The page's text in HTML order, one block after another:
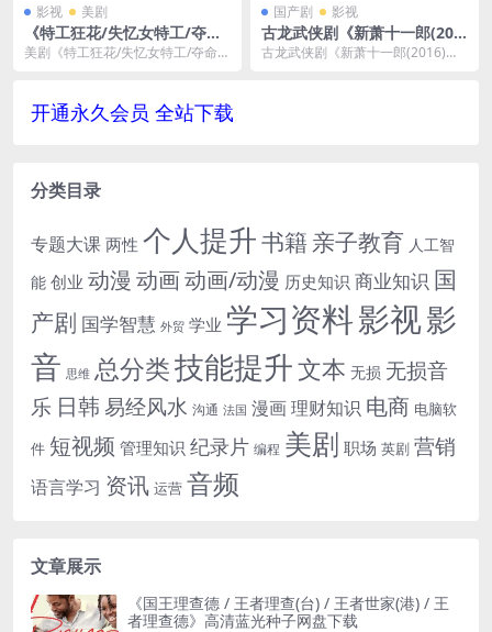
影视 美剧
《特工狂花/失忆女特工/夺命
总动/追命总动员》1080P高清
美剧《特工狂花/失忆女特工/夺命总
国产剧 影视
古龙武侠剧《新萧十一郎(201
6)》严屹宽版全42集1080P国
古龙武侠剧《新萧十一郎(2016)》
开通永久会员 全站下载
分类目录
专题大课 两性 个人提升书籍 亲子教育 人工智
能 创业 动漫 动画动画/动漫 历史知识 商业知识 国
产剧 国学智慧 外贸 学业 学习资料影视影
音 思维 总分类技能提升文本 无损 无损音
乐 日韩易经风水 沟通 法国 漫画理财知识 电商 电脑软
件 短视频 管理知识 纪录片 编程 美剧 职场 英剧 营销
语言学习 资讯 运营 音频
文章展示
《国王理查德 / 王者理查(台) / 王者世家(港) / 王
者理查德》高清蓝光种子网盘下载